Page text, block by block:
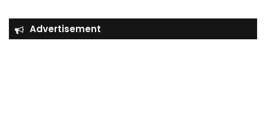
Advertisement